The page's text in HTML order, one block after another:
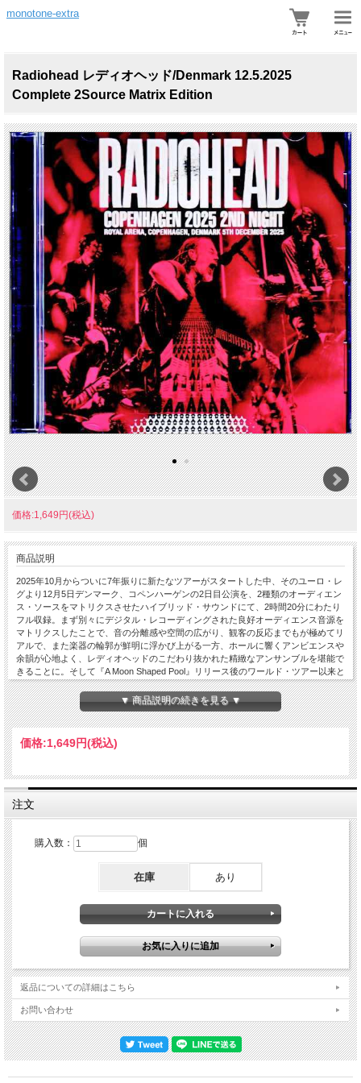
monotone-extra
Radiohead レディオヘッド/Denmark 12.5.2025
Complete 2Source Matrix Edition
価格:1,649円(税込)
商品説明
2025年10月からついに7年振りに新たなツアーがスタートした中、そのユーロ・レ
グより12月5日デンマーク、コペンハーゲンの2日目公演を、2種類のオーディエン
ス・ソースをマトリクスさせたハイブリッド・サウンドにて、2時間20分にわたり
フル収録。まず別々にデジタル・レコーディングされた良好オーディエンス音源を
マトリクスしたことで、音の分離感や空間の広がり、観客の反応までもが極めてリ
アルで、また楽器の輪郭が鮮明に浮かび上がる一方、ホールに響くアンビエンスや
余韻が心地よく、レディオヘッドのこだわり抜かれた精緻なアンサンブルを堪能で
きることに。そして『A Moon Shaped Pool』リリース後のワールド・ツアー以来と
なるこのツアーは、新作アルバムの発表も無く行われ、よってこれまでのキャリア
を総括したセットリストとなり、日々セットが様変わりするのも大きなポイント。
そんな中で今回話題となっているのは、「Nude」に加えられた新たなイントロア
レンジ。従来のしっとりとした幕開けに、より幻想的なイントロが加わることで、
楽曲全体の世界観が一段と広がり、繊細なトム・ヨークのボーカルとともに、観客
を静かに引き込んでいく様子は圧巻。また「Jigsaw Falling Into Place」も『IN
なのに近年のツアーでは封印されてきた中で、今回は新アレンジが施された定番曲
に。さらにTikTokでバズったのをきっかけに再評価されヒットした「Let
Down」、トムとジョニーによるリズムボックスとの弾き語りアレンジをベースに
新アレンジが施された「Present Tense」、そして「Paranoid Android」や
から近年に至るまでの軌跡を凝縮させたファン必聴のコレクターズ・エディショ
ン。Live at Royal Arena, Copenhagen, Denmark 5th December 2025 : Remaster &
Matrix of 2 Stereo Audience Recordings Disc 1 : 1. Introduction 2. 2 + 2 = 5 3. Airbag
4. Jigsaw Falling Into Place 5. All I Need 6. Ful Stop 7. Nude 8. Reckoner 9. The
Bends 10. Separator 11. Pyramid Song 12. You And Whose Army Disc 2 : 1. Sit
Down. Stand Up 2. Myxomatosis 3. No Surprises 4. Optimistic 5. Bodysnatchers 6.
Exit Music (For A Film) 7. Street Spirit (Fade Out) 8. Encore Break 9. Let Down 10.
Paranoid Android 15. There There Thom Yorke – vocals, guitar, piano, keyboards /
Colin Greenwood – bass guitar / Ed O'Brien – guitar, effects, backing vocals / Philip
Selway – drums, percussion / Jonny Greenwood – guitar, keyboards, ondes
▼ 商品説明の続きを見る ▼
価格:1,649円(税込)
注文
購入数： 個
在庫 あり
返品についての詳細はこちら
お問い合わせ